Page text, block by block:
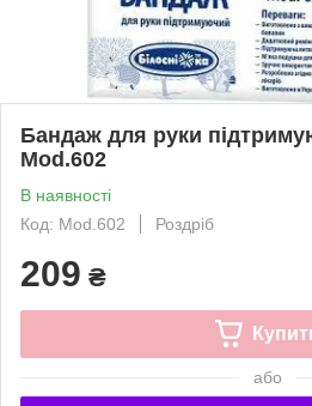
Бандаж для руки
Mod.602
В наявності
Код: Mod.602
Роздріб
209 ₴
або